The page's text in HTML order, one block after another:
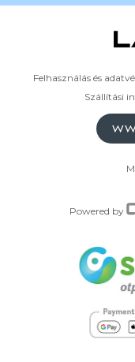
Felhasználás és
Szállítási
Powered by